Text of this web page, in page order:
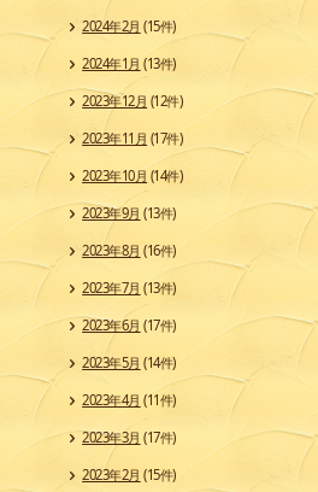
2024年2月 (15件)
2024年1月 (13件)
2023年12月 (12件)
2023年11月 (17件)
2023年10月 (14件)
2023年9月 (13件)
2023年8月 (16件)
2023年7月 (13件)
2023年6月 (17件)
2023年5月 (14件)
2023年4月(11件)
2023年3月 (17件)
2023年2月 (15件)